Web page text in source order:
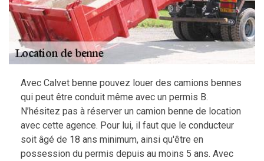
Avec Calvet benne pouvez louer des camions bennes
qui peut être conduit même avec un permis B.
N’hésitez pas à réserver un camion benne de location
avec cette agence. Pour lui, il faut que le conducteur
soit âgé de 18 ans minimum, ainsi qu'être en
possession du permis depuis au moins 5 ans. Avec